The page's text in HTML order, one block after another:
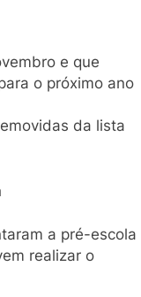
e que
o próximo ano
da lista
a pré-escola
realizar o